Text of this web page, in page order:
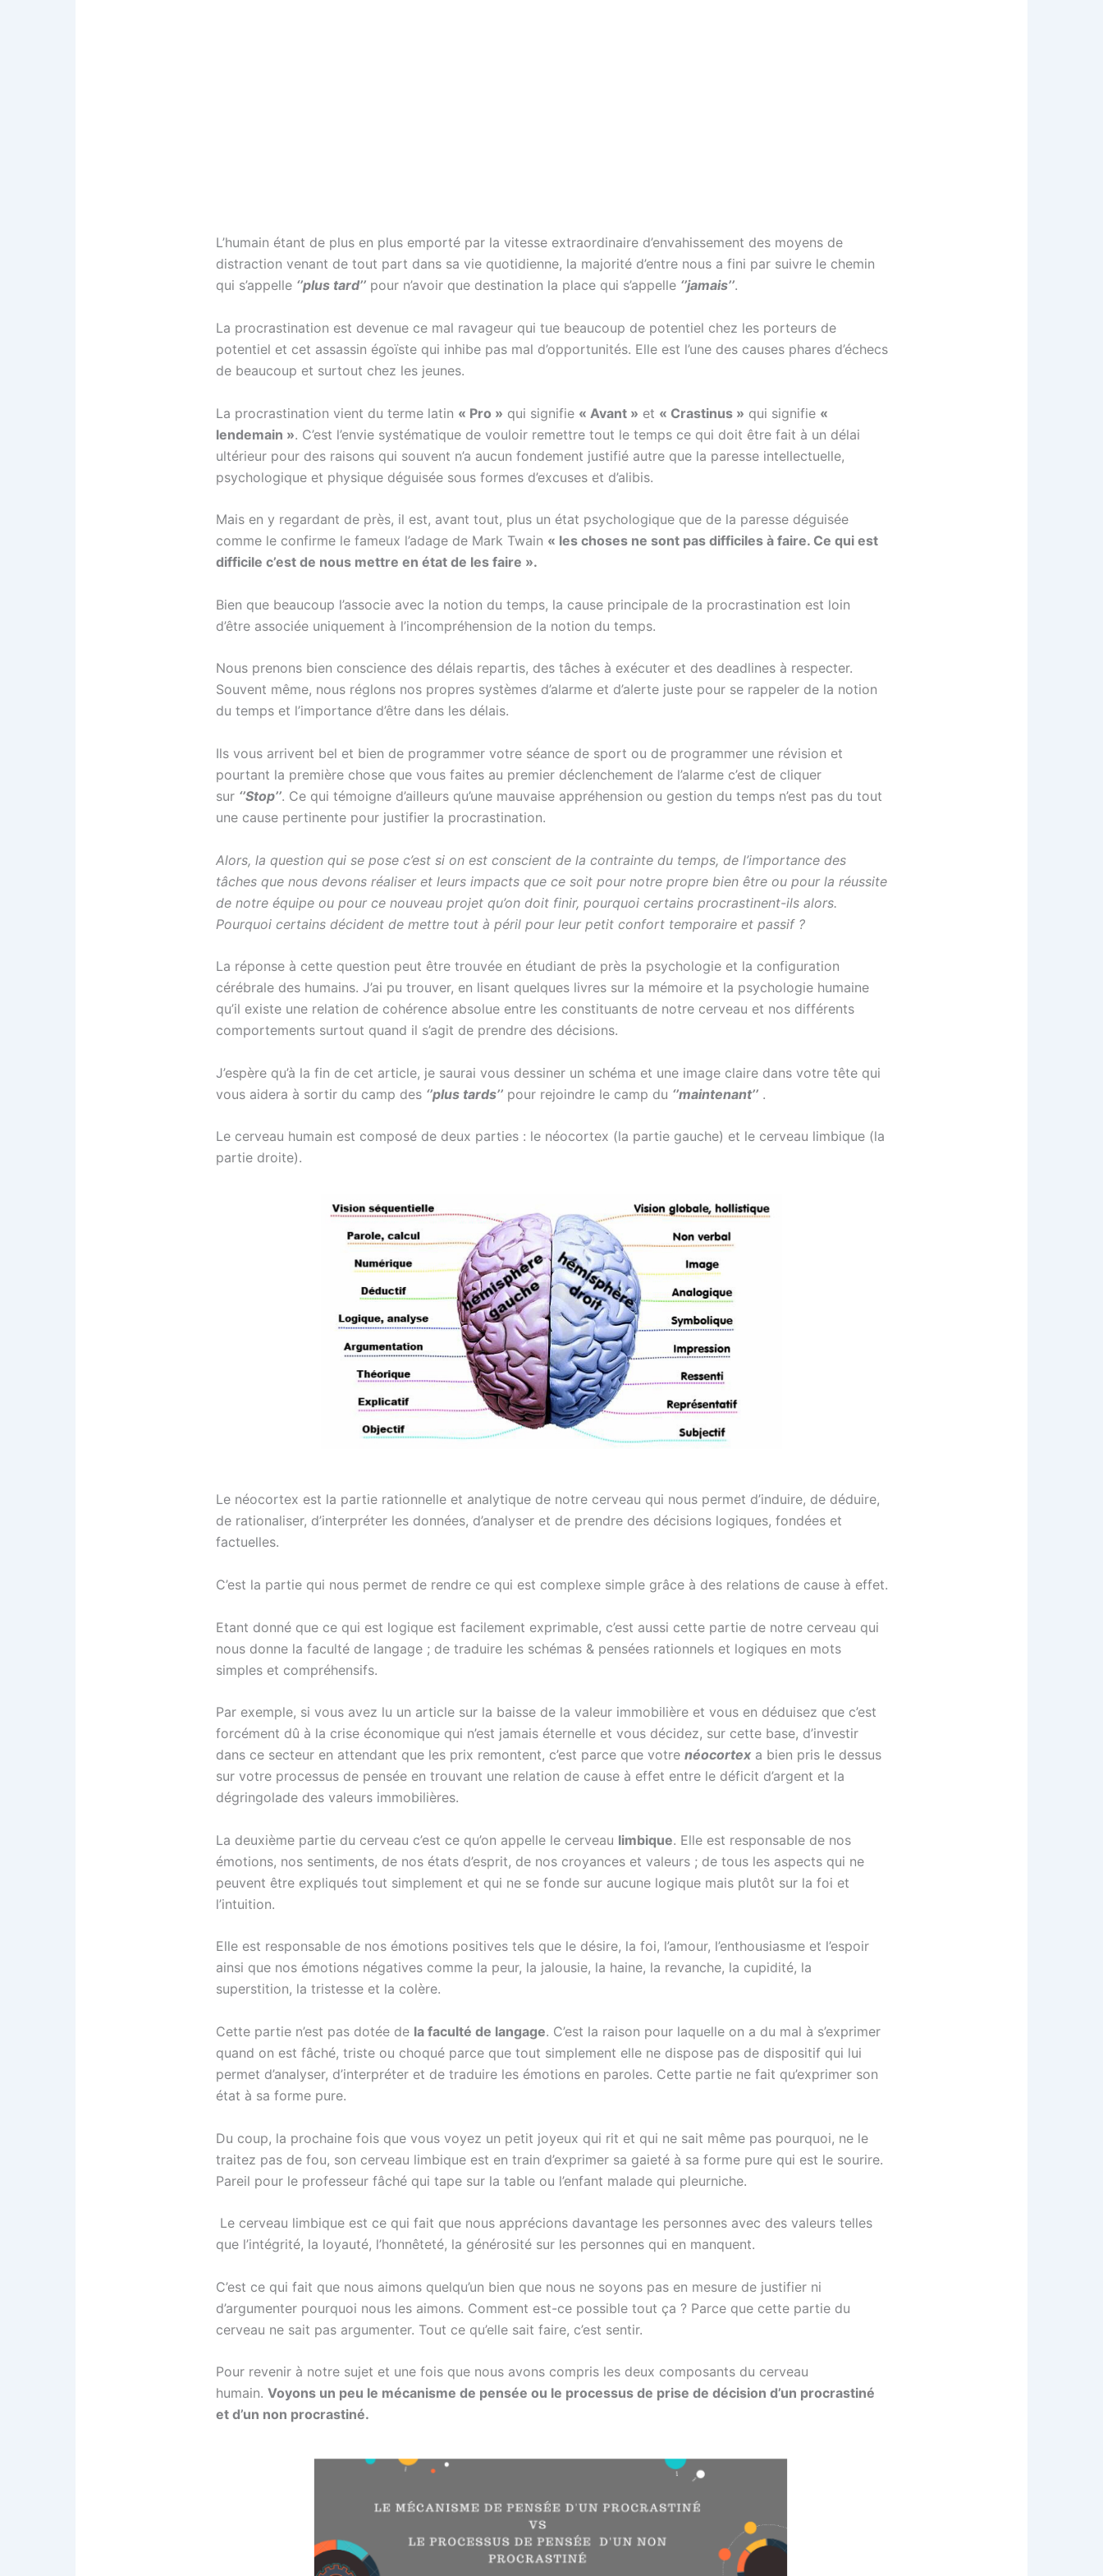
L’humain étant de plus en plus emporté par la vitesse extraordinaire d’envahissement des moyens de
distraction venant de tout part dans sa vie quotidienne, la majorité d’entre nous a fini par suivre le chemin
qui s’appelle ‘’plus tard’’pour n’avoir que destination la place qui s’appelle ‘’jamais’’.
La procrastination est devenue ce mal ravageur qui tue beaucoup de potentiel chez les porteurs de
potentiel et cet assassin égoïste qui inhibe pas mal d’opportunités. Elle est l’une des causes phares d’échecs
de beaucoup et surtout chez les jeunes.
La procrastination vient du terme latin « Pro » qui signifie « Avant » et « Crastinus » qui signifie «
lendemain ». C’est l’envie systématique de vouloir remettre tout le temps ce qui doit être fait à un délai
ultérieur pour des raisons qui souvent n’a aucun fondement justifié autre que la paresse intellectuelle,
psychologique et physique déguisée sous formes d’excuses et d’alibis.
Mais en y regardant de près, il est, avant tout, plus un état psychologique que de la paresse déguisée
comme le confirme le fameux l’adage de Mark Twain « les choses ne sont pas difficiles à faire. Ce qui est
difficile c’est de nous mettre en état de les faire ».
Bien que beaucoup l’associe avec la notion du temps, la cause principale de la procrastination est loin
d’être associée uniquement à l’incompréhension de la notion du temps.
Nous prenons bien conscience des délais repartis, des tâches à exécuter et des deadlines à respecter.
Souvent même, nous réglons nos propres systèmes d’alarme et d’alerte juste pour se rappeler de la notion
du temps et l’importance d’être dans les délais.
Ils vous arrivent bel et bien de programmer votre séance de sport ou de programmer une révision et
pourtant la première chose que vous faites au premier déclenchement de l’alarme c’est de cliquer
sur ‘’Stop’’. Ce qui témoigne d’ailleurs qu’une mauvaise appréhension ou gestion du temps n’est pas du tout
une cause pertinente pour justifier la procrastination.
Alors, la question qui se pose c’est si on est conscient de la contrainte du temps, de l’importance des
tâches que nous devons réaliser et leurs impacts que ce soit pour notre propre bien être ou pour la réussite
de notre équipe ou pour ce nouveau projet qu’on doit finir, pourquoi certains procrastinent-ils alors.
Pourquoi certains décident de mettre tout à péril pour leur petit confort temporaire et passif ?
La réponse à cette question peut être trouvée en étudiant de près la psychologie et la configuration
cérébrale des humains. J’ai pu trouver, en lisant quelques livres sur la mémoire et la psychologie humaine
qu’il existe une relation de cohérence absolue entre les constituants de notre cerveau et nos différents
comportements surtout quand il s’agit de prendre des décisions.
J’espère qu’à la fin de cet article, je saurai vous dessiner un schéma et une image claire dans votre tête qui
vous aidera à sortir du camp des ‘’plus tards’’pour rejoindre le camp du ‘’maintenant’’.
Le cerveau humain est composé de deux parties : le néocortex (la partie gauche) et le cerveau limbique (la
partie droite).
Le néocortex est la partie rationnelle et analytique de notre cerveau qui nous permet d’induire, de déduire,
de rationaliser, d’interpréter les données, d’analyser et de prendre des décisions logiques, fondées et
factuelles.
C’est la partie qui nous permet de rendre ce qui est complexe simple grâce à des relations de cause à effet.
Etant donné que ce qui est logique est facilement exprimable, c’est aussi cette partie de notre cerveau qui
nous donne la faculté de langage ; de traduire les schémas & pensées rationnels et logiques en mots
simples et compréhensifs.
Par exemple, si vous avez lu un article sur la baisse de la valeur immobilière et vous en déduisez que c’est
forcément dû à la crise économique qui n’est jamais éternelle et vous décidez, sur cette base, d’investir
dans ce secteur en attendant que les prix remontent, c’est parce que votre néocortexa bien pris le dessus
sur votre processus de pensée en trouvant une relation de cause à effet entre le déficit d’argent et la
dégringolade des valeurs immobilières.
La deuxième partie du cerveau c’est ce qu’on appelle le cerveau limbique. Elle est responsable de nos
émotions, nos sentiments, de nos états d’esprit, de nos croyances et valeurs ; de tous les aspects qui ne
peuvent être expliqués tout simplement et qui ne se fonde sur aucune logique mais plutôt sur la foi et
l’intuition.
Elle est responsable de nos émotions positives tels que le désire, la foi, l’amour, l’enthousiasme et l’espoir
ainsi que nos émotions négatives comme la peur, la jalousie, la haine, la revanche, la cupidité, la
superstition, la tristesse et la colère.
Cette partie n’est pas dotée de la faculté de langage. C’est la raison pour laquelle on a du mal à s’exprimer
quand on est fâché, triste ou choqué parce que tout simplement elle ne dispose pas de dispositif qui lui
permet d’analyser, d’interpréter et de traduire les émotions en paroles. Cette partie ne fait qu’exprimer son
état à sa forme pure.
Du coup, la prochaine fois que vous voyez un petit joyeux qui rit et qui ne sait même pas pourquoi, ne le
traitez pas de fou, son cerveau limbique est en train d’exprimer sa gaieté à sa forme pure qui est le sourire.
Pareil pour le professeur fâché qui tape sur la table ou l’enfant malade qui pleurniche.
Le cerveau limbique est ce qui fait que nous apprécions davantage les personnes avec des valeurs telles
que l’intégrité, la loyauté, l’honnêteté, la générosité sur les personnes qui en manquent.
C’est ce qui fait que nous aimons quelqu’un bien que nous ne soyons pas en mesure de justifier ni
d’argumenter pourquoi nous les aimons. Comment est-ce possible tout ça ? Parce que cette partie du
cerveau ne sait pas argumenter. Tout ce qu’elle sait faire, c’est sentir.
Pour revenir à notre sujet et une fois que nous avons compris les deux composants du cerveau
humain. Voyons un peu le mécanisme de pensée ou le processus de prise de décision d’un procrastiné
et d’un non procrastiné.